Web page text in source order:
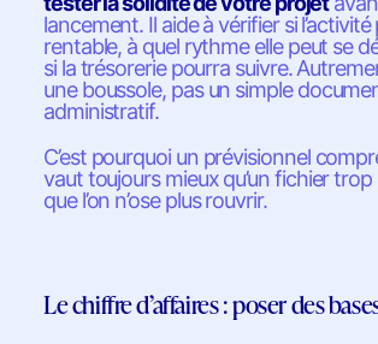
lancement. Il aide à vérifier si
rentable, à quel rythme elle peut se
si la trésorerie pourra suivre.
une boussole, pas un simple
administratif.
C’est pourquoi un prévisionnel
vaut toujours mieux qu’un fichier
que l’on n’ose plus rouvrir.
Le chiffre d’affaires : poser des